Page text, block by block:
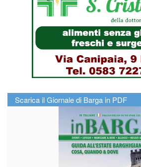
Scarica il Giornale di Barga in PDF